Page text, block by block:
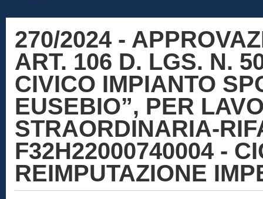
270/2024 -
ART. 106 D. LGS. N.
CIVICO IMPIANTO
EUSEBIO”, PER
STRAORDINARIA-
F32H22000740004 -
REIMPUTAZIONE